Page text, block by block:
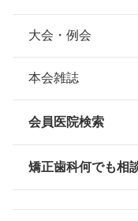
組織について
本会の歴史
情報公開
安心できる矯正
矯正歯科治療に
大会・例会
本会雑誌
会員医院検索
矯正歯科何でも相
ック
会員名
最寄駅・アクセス
電話番号